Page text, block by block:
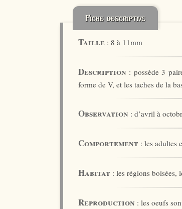
Fiche descriptive
Taille: 8 à 11mm
Description : possède 3
forme de V, et les taches de la
Observation : d’avril à
Comportement : les adultes
Habitat : les régions boisées,
Reproduction : les oeufs